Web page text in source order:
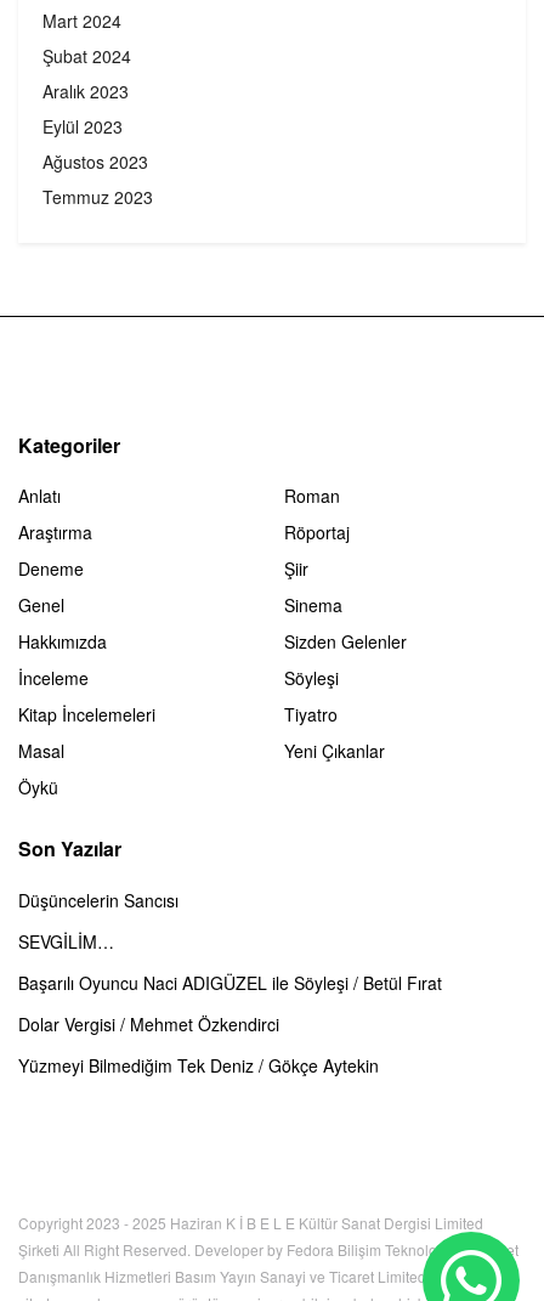
Mart 2024
Şubat 2024
Aralık 2023
Eylül 2023
Ağustos 2023
Temmuz 2023
Kategoriler
Anlatı
Araştırma
Deneme
Genel
Hakkımızda
İnceleme
Kitap İncelemeleri
Masal
Öykü
Roman
Röportaj
Şiir
Sinema
Sizden Gelenler
Söyleşi
Tiyatro
Yeni Çıkanlar
Son Yazılar
Düşüncelerin Sancısı
SEVGİLİM…
Başarılı Oyuncu Naci ADIGÜZEL ile Söyleşi / Betül Fırat
Dolar Vergisi / Mehmet Özkendirci
Yüzmeyi Bilmediğim Tek Deniz / Gökçe Aytekin
Copyright 2023 - 2025 Haziran K İ B E L E Kültür Sanat Dergisi Limited
Şirketi All Right Reserved. Developer by Fedora Bilişim Teknolojileri İnternet
Danışmanlık Hizmetleri Basım Yayın Sanayi ve Ticaret Limited Şirketi. Bu